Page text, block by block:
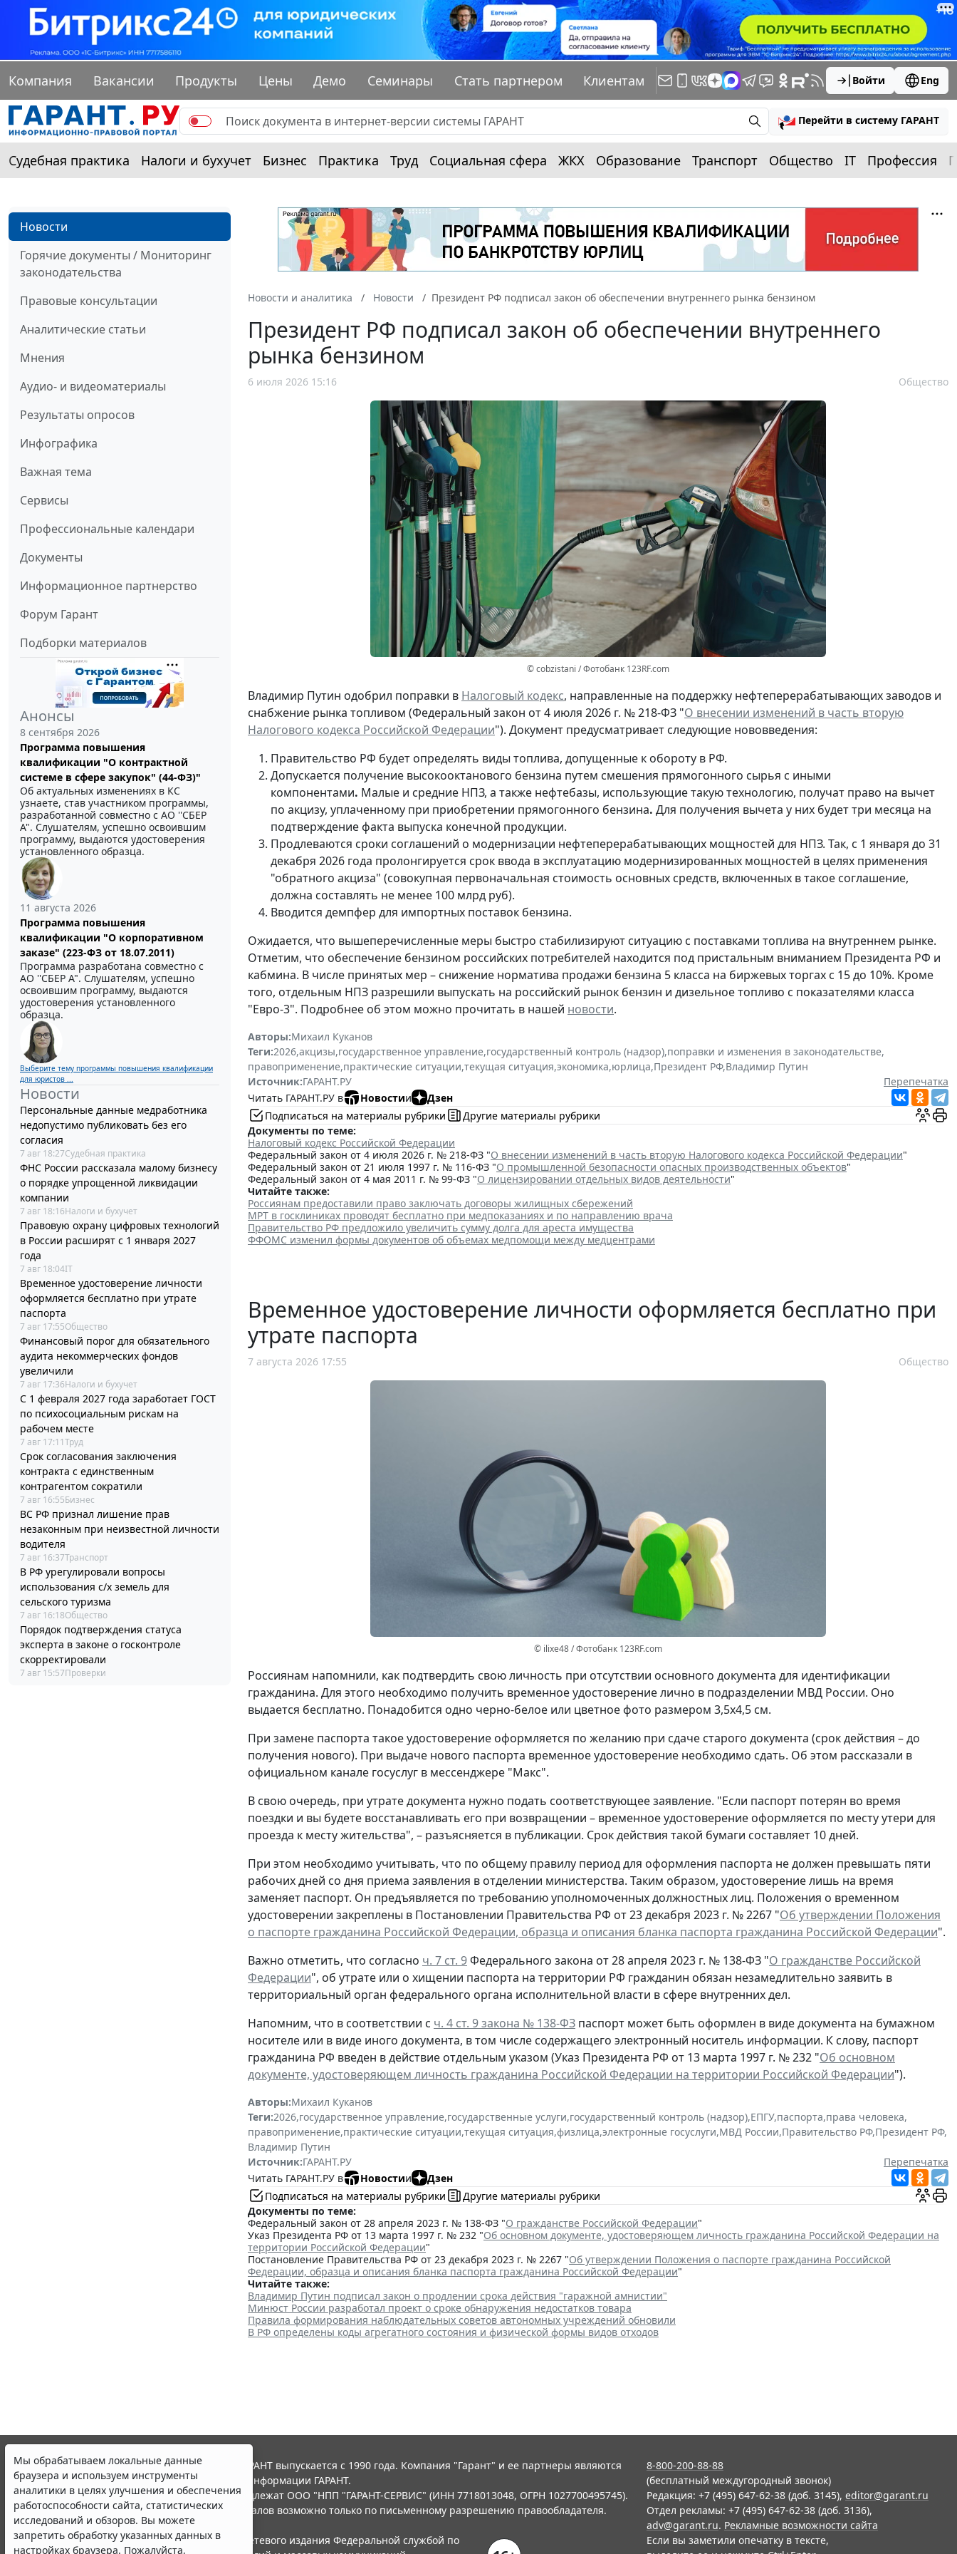
Компания Вакансии Продукты Цены Демо Семинары Стать партнером Клиентам Войти Eng
Перейти в систему ГАРАНТ
Судебная практика Налоги и бухучет Бизнес Практика Труд Социальная сфера ЖКХ Образование Транспорт Общество IT Профессия
Новости
Горячие документы / Мониторинг
законодательства
Правовые консультации
Аналитические статьи
Мнения
Аудио- и видеоматериалы
Результаты опросов
Инфографика
Важная тема
Сервисы
Профессиональные календари
Документы
Информационное партнерство
Форум Гарант
Подборки материалов
Анонсы
8 сентября 2026
Программа повышения
квалификации "О контрактной
системе в сфере закупок" (44-ФЗ)"
Об актуальных изменениях в КС
узнаете, став участником программы,
разработанной совместно с АО ''СБЕР
А". Слушателям, успешно освоившим
программу, выдаются удостоверения
установленного образца.
11 августа 2026
Программа повышения
квалификации "О корпоративном
заказе" (223-ФЗ от 18.07.2011)
Программа разработана совместно с
АО ''СБЕР А". Слушателям, успешно
освоившим программу, выдаются
удостоверения установленного
образца.
Выберите тему программы повышения квалификации
для юристов ...
Новости
Персональные данные медработника
недопустимо публиковать без его
согласия
7 авг 18:27Судебная практика
ФНС России рассказала малому бизнесу
о порядке упрощенной ликвидации
компании
7 авг 18:16Налоги и бухучет
Правовую охрану цифровых технологий
в России расширят с 1 января 2027
года
7 авг 18:04IT
Временное удостоверение личности
оформляется бесплатно при утрате
паспорта
7 авг 17:55Общество
Финансовый порог для обязательного
аудита некоммерческих фондов
увеличили
7 авг 17:36Налоги и бухучет
С 1 февраля 2027 года заработает ГОСТ
по психосоциальным рискам на
рабочем месте
7 авг 17:11Труд
Срок согласования заключения
контракта с единственным
контрагентом сократили
7 авг 16:55Бизнес
ВС РФ признал лишение прав
незаконным при неизвестной личности
водителя
7 авг 16:37Транспорт
В РФ урегулировали вопросы
использования с/х земель для
сельского туризма
7 авг 16:18Общество
Порядок подтверждения статуса
эксперта в законе о госконтроле
скорректировали
7 авг 15:57Проверки
Новости и аналитика Новости Президент РФ подписал закон об обеспечении внутреннего рынка бензином
Президент РФ подписал закон об обеспечении внутреннего
рынка бензином
6 июля 2026 15:16 Общество
© cobzistani / Фотобанк 123RF.com
Владимир Путин одобрил поправки в Налоговый кодекс, направленные на поддержку нефтеперерабатывающих заводов и
снабжение рынка топливом (Федеральный закон от 4 июля 2026 г. № 218-ФЗ "О внесении изменений в часть вторую
Налогового кодекса Российской Федерации"). Документ предусматривает следующие нововведения:
Правительство РФ будет определять виды топлива, допущенные к обороту в РФ.
Допускается получение высокооктанового бензина путем смешения прямогонного сырья с иными
компонентами. Малые и средние НПЗ, а также нефтебазы, использующие такую технологию, получат право на вычет
по акцизу, уплаченному при приобретении прямогонного бензина. Для получения вычета у них будет три месяца на
подтверждение факта выпуска конечной продукции.
Продлеваются сроки соглашений о модернизации нефтеперерабатывающих мощностей для НПЗ. Так, с 1 января до 31
декабря 2026 года пролонгируется срок ввода в эксплуатацию модернизированных мощностей в целях применения
"обратного акциза" (совокупная первоначальная стоимость основных средств, включенных в такое соглашение,
должна составлять не менее 100 млрд руб).
Вводится демпфер для импортных поставок бензина.
Ожидается, что вышеперечисленные меры быстро стабилизируют ситуацию с поставками топлива на внутреннем рынке.
Отметим, что обеспечение бензином российских потребителей находится под пристальным вниманием Президента РФ и
кабмина. В числе принятых мер – снижение норматива продажи бензина 5 класса на биржевых торгах с 15 до 10%. Кроме
того, отдельным НПЗ разрешили выпускать на российский рынок бензин и дизельное топливо с показателями класса
"Евро-3". Подробнее об этом можно прочитать в нашей новости.
Авторы:Михаил Куканов
Теги:2026,акцизы,государственное управление,государственный контроль (надзор),поправки и изменения в законодательстве,
правоприменение,практические ситуации,текущая ситуация,экономика,юрлица,Президент РФ,Владимир Путин
Источник:ГАРАНТ.РУ
Перепечатка
Читать ГАРАНТ.РУ в
Новостии
Дзен
Подписаться на материалы рубрики
Другие материалы рубрики
Документы по теме:
Налоговый кодекс Российской Федерации
Федеральный закон от 4 июля 2026 г. № 218-ФЗ "О внесении изменений в часть вторую Налогового кодекса Российской Федерации"
Федеральный закон от 21 июля 1997 г. № 116-ФЗ "О промышленной безопасности опасных производственных объектов"
Федеральный закон от 4 мая 2011 г. № 99-ФЗ "О лицензировании отдельных видов деятельности"
Читайте также:
Россиянам предоставили право заключать договоры жилищных сбережений
МРТ в госклиниках проводят бесплатно при медпоказаниях и по направлению врача
Правительство РФ предложило увеличить сумму долга для ареста имущества
ФФОМС изменил формы документов об объемах медпомощи между медцентрами
Временное удостоверение личности оформляется бесплатно при
утрате паспорта
7 августа 2026 17:55 Общество
© ilixe48 / Фотобанк 123RF.com
Россиянам напомнили, как подтвердить свою личность при отсутствии основного документа для идентификации
гражданина. Для этого необходимо получить временное удостоверение лично в подразделении МВД России. Оно
выдается бесплатно. Понадобится одно черно-белое или цветное фото размером 3,5x4,5 см.
При замене паспорта такое удостоверение оформляется по желанию при сдаче старого документа (срок действия – до
получения нового). При выдаче нового паспорта временное удостоверение необходимо сдать. Об этом рассказали в
официальном канале госуслуг в мессенджере "Макс".
В свою очередь, при утрате документа нужно подать соответствующее заявление. "Если паспорт потерян во время
поездки и вы будете восстанавливать его при возвращении – временное удостоверение оформляется по месту утери для
проезда к месту жительства", – разъясняется в публикации. Срок действия такой бумаги составляет 10 дней.
При этом необходимо учитывать, что по общему правилу период для оформления паспорта не должен превышать пяти
рабочих дней со дня приема заявления в отделении министерства. Таким образом, удостоверение лишь на время
заменяет паспорт. Он предъявляется по требованию уполномоченных должностных лиц. Положения о временном
удостоверении закреплены в Постановлении Правительства РФ от 23 декабря 2023 г. № 2267 "Об утверждении Положения
о паспорте гражданина Российской Федерации, образца и описания бланка паспорта гражданина Российской Федерации".
Важно отметить, что согласно ч. 7 ст. 9Федерального закона от 28 апреля 2023 г. № 138-ФЗ "О гражданстве Российской
Федерации", об утрате или о хищении паспорта на территории РФ гражданин обязан незамедлительно заявить в
территориальный орган федерального органа исполнительной власти в сфере внутренних дел.
Напомним, что в соответствии с ч. 4 ст. 9 закона № 138-ФЗ паспорт может быть оформлен в виде документа на бумажном
носителе или в виде иного документа, в том числе содержащего электронный носитель информации. К слову, паспорт
гражданина РФ введен в действие отдельным указом (Указ Президента РФ от 13 марта 1997 г. № 232 "Об основном
документе, удостоверяющем личность гражданина Российской Федерации на территории Российской Федерации").
Авторы:Михаил Куканов
Теги:2026,государственное управление,государственные услуги,государственный контроль (надзор),ЕПГУ,паспорта,права человека,
правоприменение,практические ситуации,текущая ситуация,физлица,электронные госуслуги,МВД России,Правительство РФ,Президент РФ,
Владимир Путин
Источник:ГАРАНТ.РУ
Перепечатка
Читать ГАРАНТ.РУ в
Новостии
Дзен
Подписаться на материалы рубрики
Другие материалы рубрики
Документы по теме:
Федеральный закон от 28 апреля 2023 г. № 138-ФЗ "О гражданстве Российской Федерации"
Указ Президента РФ от 13 марта 1997 г. № 232 "Об основном документе, удостоверяющем личность гражданина Российской Федерации на
территории Российской Федерации"
Постановление Правительства РФ от 23 декабря 2023 г. № 2267 "Об утверждении Положения о паспорте гражданина Российской
Федерации, образца и описания бланка паспорта гражданина Российской Федерации"
Читайте также:
Владимир Путин подписал закон о продлении срока действия "гаражной амнистии"
Минюст России разработал проект о сроке обнаружения недостатков товара
Правила формирования наблюдательных советов автономных учреждений обновили
В РФ определены коды агрегатного состояния и физической формы видов отходов
Мы обрабатываем локальные данные
браузера и используем инструменты
аналитики в целях улучшения и обеспечения
работоспособности сайта, статистических
исследований и обзоров. Вы можете
запретить обработку указанных данных в
настройках браузера. Пожалуйста,
© ООО "НПП "ГАРАНТ-СЕРВИС", 2026. Система ГАРАНТ выпускается с 1990 года. Компания "Гарант" и ее партнеры являются
участниками Российской ассоциации правовой информации ГАРАНТ.
Все права на материалы сайта ГАРАНТ.РУ принадлежат ООО "НПП "ГАРАНТ-СЕРВИС" (ИНН 7718013048, ОГРН 1027700495745).
Полное или частичное воспроизведение материалов возможно только по письменному разрешению правообладателя.
Правила использования портала.
Портал ГАРАНТ.РУ зарегистрирован в качестве сетевого издания Федеральной службой по
8-800-200-88-88
(бесплатный междугородный звонок)
Редакция: +7 (495) 647-62-38 (доб. 3145), editor@garant.ru
Отдел рекламы: +7 (495) 647-62-38 (доб. 3136),
adv@garant.ru. Рекламные возможности сайта
Если вы заметили опечатку в тексте,